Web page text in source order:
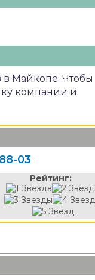
в Майкопе. Чтобы
компании и
03
Рейтинг: